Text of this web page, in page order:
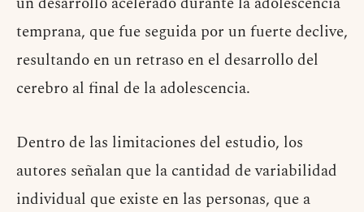
temprana, que fue seguida por un fuerte declive,
resultando en un retraso en el desarrollo del
cerebro al final de la adolescencia.
Dentro de las limitaciones del estudio, los
autores señalan que la cantidad de variabilidad
individual que existe en las personas, que a